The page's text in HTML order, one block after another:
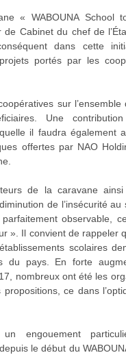
« WABOUNA School
de Cabinet du chef de
dans cette
portés par les
sur
Une
il faudra également
offertes par NAO
de la caravane
de l’insécurité
observable,
». Il convient de rappeler
scolaires
du pays. En forte
nombreux ont été les
propositions, ce dans
engouement
le début du